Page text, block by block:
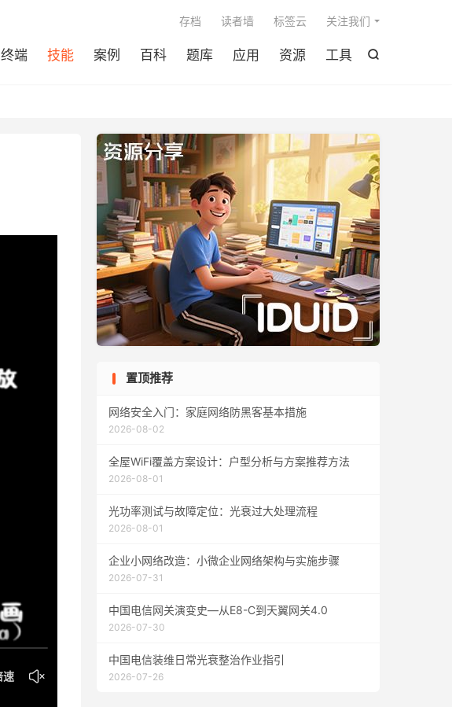

终端 技能 案例 百科 题库 应用 资源 工具
存档 读者墙 标签云 关注我们
置顶推荐
网络安全入门：家庭网络防黑客基本措施
2026-08-02
全屋WiFi覆盖方案设计：户型分析与方案推荐方法
2026-08-01
光功率测试与故障定位：光衰过大处理流程
2026-08-01
企业小网络改造：小微企业网络架构与实施步骤
2026-07-31
中国电信网关演变史—从E8-C到天翼网关4.0
2026-07-30
中国电信装维日常光衰整治作业指引
2026-07-26